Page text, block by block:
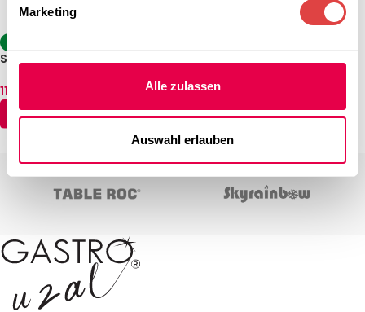
Marketing
Alle zulassen
Auswahl erlauben
Stehtisch Sevelit/Topalit
112,99
(inkl. MwSt.)
AUSFÜHRUNG WÄHLEN